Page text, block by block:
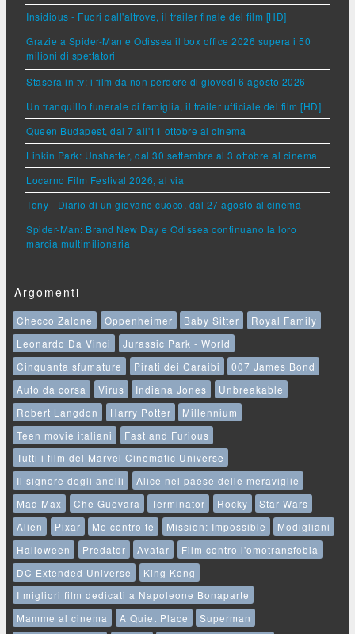
Insidious - Fuori dall'altrove, il trailer finale del film [HD]
Grazie a Spider-Man e Odissea il box office 2026 supera i 50
milioni di spettatori
Stasera in tv: i film da non perdere di giovedì 6 agosto 2026
Un tranquillo funerale di famiglia, il trailer ufficiale del film [HD]
Queen Budapest, dal 7 all'11 ottobre al cinema
Linkin Park: Unshatter, dal 30 settembre al 3 ottobre al cinema
Locarno Film Festival 2026, al via
Tony - Diario di un giovane cuoco, dal 27 agosto al cinema
Spider-Man: Brand New Day e Odissea continuano la loro
marcia multimilionaria
Argomenti
Checco Zalone Oppenheimer Baby Sitter
Royal Family
Leonardo Da Vinci
Jurassic Park - World
Cinquanta sfumature
Pirati dei Caraibi
007 James Bond
Auto da corsa
Virus Indiana Jones
Unbreakable
Robert Langdon
Harry Potter
Millennium
Teen movie italiani
Fast and Furious
Tutti i film del Marvel Cinematic Universe
Il signore degli anelli
Alice nel paese delle meraviglie
Mad Max
Che Guevara Terminator Rocky
Star Wars
Alien
Pixar Me contro te Mission: Impossible
Modigliani
Halloween
Predator Avatar
Film contro l'omotransfobia
DC Extended Universe
King Kong
I migliori film dedicati a Napoleone Bonaparte
Mamme al cinema
A Quiet Place
Superman